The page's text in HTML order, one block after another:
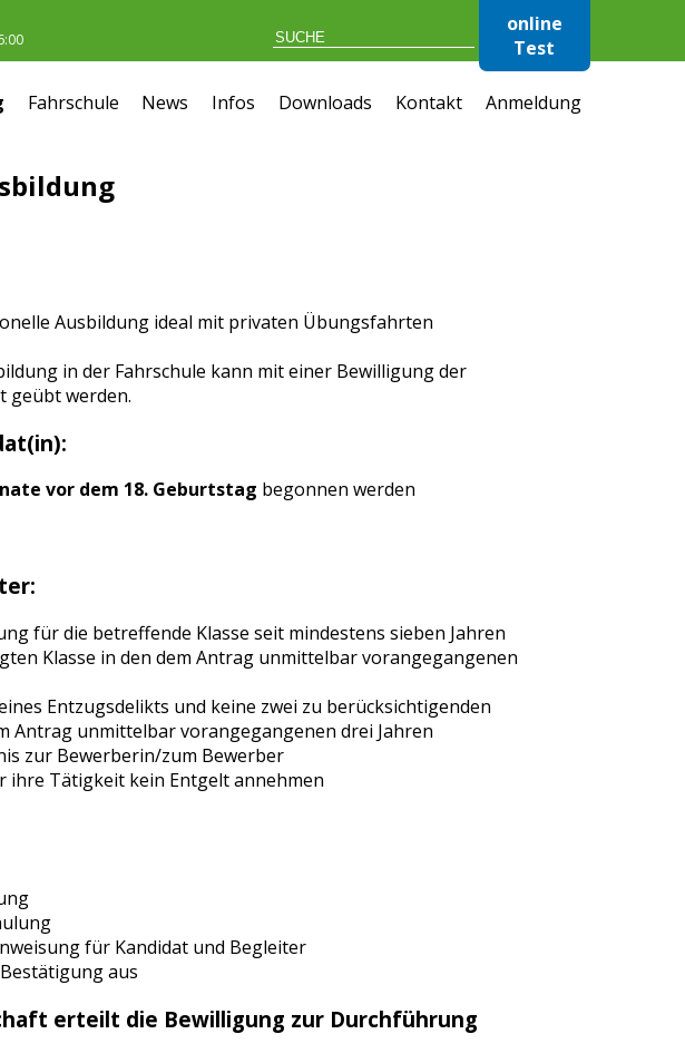
online
Test
Fahrschule News Infos Downloads Kontakt Anmeldung
Ausbildung ideal mit privaten Übungsfahrten
in der Fahrschule kann mit einer Bewilligung der
geübt werden.
vor dem 18. Geburtstag begonnen werden
für die betreffende Klasse seit mindestens sieben Jahren
Klasse in den dem Antrag unmittelbar vorangegangenen
Entzugsdelikts und keine zwei zu berücksichtigenden
Antrag unmittelbar vorangegangenen drei Jahren
zur Bewerberin/zum Bewerber
ihre Tätigkeit kein Entgelt annehmen
für Kandidat und Begleiter
aus
erteilt die Bewilligung zur Durchführung